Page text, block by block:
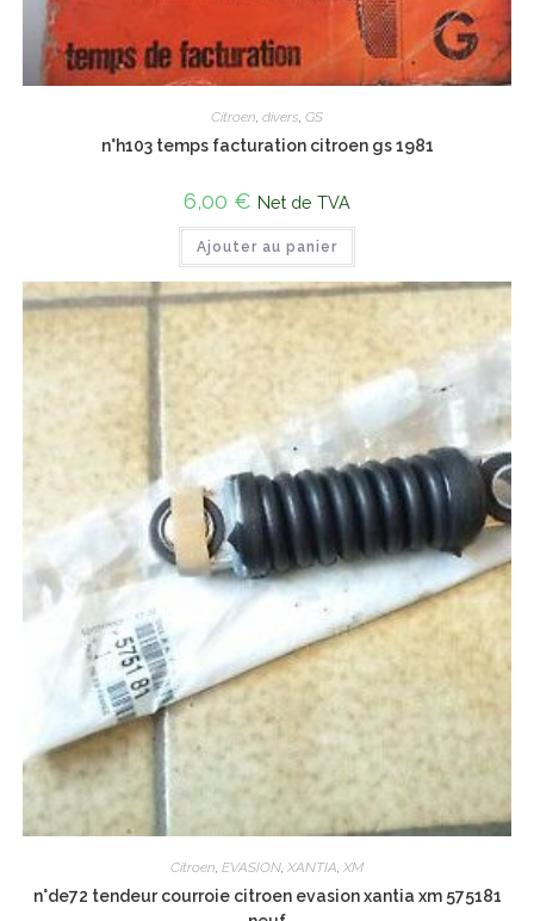
Citroen, divers, GS
n°h103 temps facturation citroen gs 1981
6,00 € Net de TVA
Ajouter au panier
Citroen, EVASION, XANTIA, XM
n°de72 tendeur courroie citroen evasion xantia xm 575181